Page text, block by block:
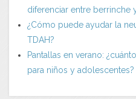
diferenciar entre berrinche
¿Cómo puede ayudar la
TDAH?
Pantallas en verano:
para niños y adolescentes?